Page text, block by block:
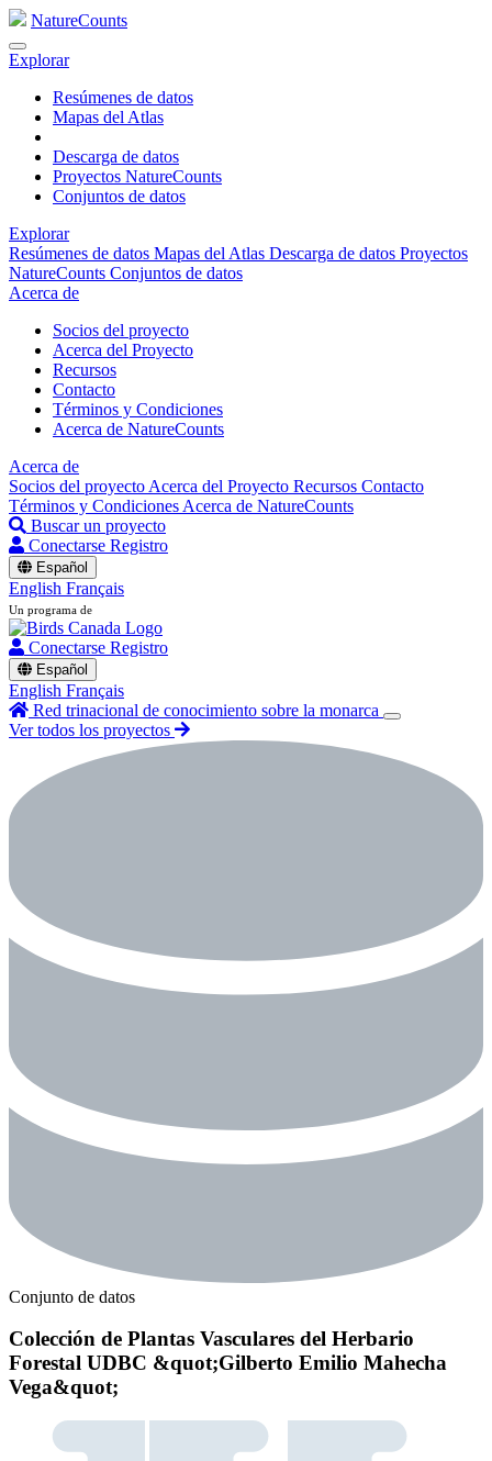
NatureCounts
Explorar
Resúmenes de datos
Mapas del Atlas
Descarga de datos
Proyectos NatureCounts
Conjuntos de datos
Explorar
Resúmenes de datos Mapas del Atlas Descarga de datos Proyectos
NatureCounts Conjuntos de datos
Acerca de
Socios del proyecto
Acerca del Proyecto
Recursos
Contacto
Términos y Condiciones
Acerca de NatureCounts
Acerca de
Socios del proyecto Acerca del Proyecto Recursos Contacto
Términos y Condiciones Acerca de NatureCounts
Buscar un proyecto
Conectarse Registro
Español
English Français
Un programa de
Conectarse Registro
Español
English Français
Red trinacional de conocimiento sobre la monarca
Ver todos los proyectos
Conjunto de datos
Colección de Plantas Vasculares del Herbario
Forestal UDBC &quot;Gilberto Emilio Mahecha
Vega&quot;